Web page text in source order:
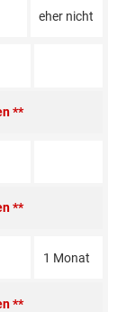
eher nicht
**
**
1 Monat
**